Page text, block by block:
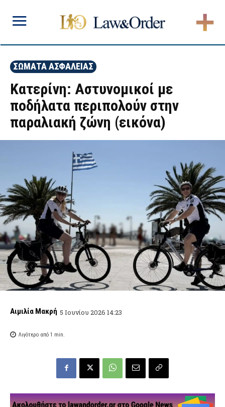
ΣΩΜΑΤΑ ΑΣΦΑΛΕΙΑΣ
Κατερίνη: Αστυνομικοί με
ποδήλατα περιπολούν στην
παραλιακή ζώνη (εικόνα)
Αιμιλία Μακρή 5 Ιουνίου 2026 14:23
Λιγότερο από 1 min.